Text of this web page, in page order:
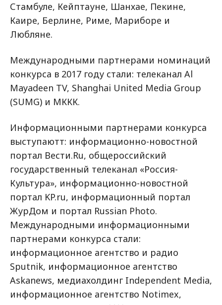
Стамбуле, Кейптауне, Шанхае, Пекине,
Каире, Берлине, Риме, Мариборе и
Любляне.
Международными партнерами номинаций
конкурса в 2017 году стали: телеканал Al
Mayadeen TV, Shanghai United Media Group
(SUMG) и МККК.
Информационными партнерами конкурса
выступаютт: информационно-новостной
портал Вести.Ru, общероссийский
государственный телеканал «Россия-
Культура», информационно-новостной
портал KP.ru, информационный портал
ЖурДом и портал Russian Photo.
Международными информационными
партнерами конкурса стали:
информационное агентство и радио
Sputnik, информационное агентство
Askanews, медиахолдинг Independent Media,
информационное агентство Notimex,